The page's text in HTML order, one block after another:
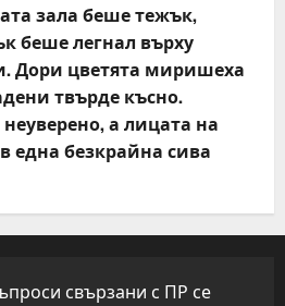
зала беше тежък,
беше легнал върху
Дори цветята миришеха
твърде късно.
а лицата на
една безкрайна сива
свързани с ПР се